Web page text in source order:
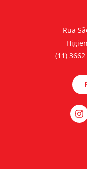
Rua
(11)